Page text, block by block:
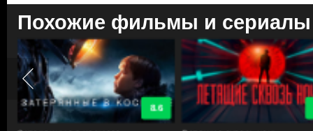
Похожие фильмы и сериалы
8.6